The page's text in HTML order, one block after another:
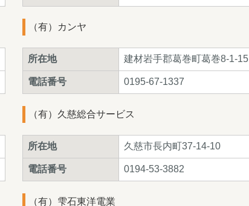
（有）カンヤ
所在地 建材岩手郡葛巻町葛巻8-1-15
電話番号 0195-67-1337
（有）久慈総合サービス
所在地 久慈市長内町37-14-10
電話番号 0194-53-3882
（有）雫石東洋電業